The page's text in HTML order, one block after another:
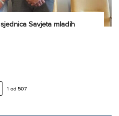
Savjeta mladih
1 od 507